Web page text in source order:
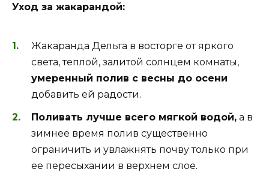
Уход за жакарандой:
Жакаранда Дельта в восторге от яркого
света, теплой, залитой солнцем комнаты,
умеренный полив с весны до осени
добавить ей радости.
Поливать лучше всего мягкой водой, а в
зимнее время полив существенно
ограничить и увлажнять почву только при
ее пересыхании в верхнем слое.